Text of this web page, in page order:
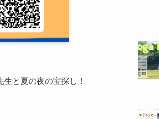
と夏の夜の宝探し！